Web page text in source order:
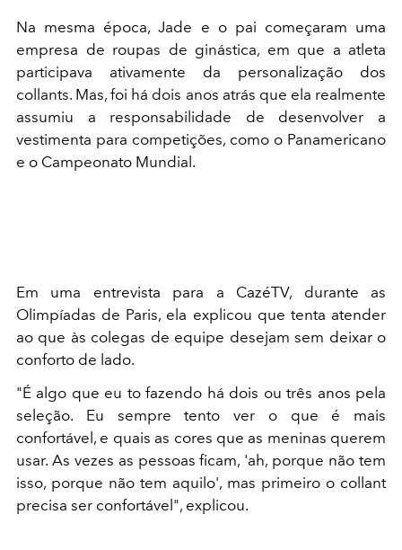
Na mesma época, Jade e o pai começaram uma
empresa de roupas de ginástica, em que a atleta
participava ativamente da personalização dos
collants. Mas, foi há dois anos atrás que ela realmente
assumiu a responsabilidade de desenvolver a
vestimenta para competições, como o Panamericano
e o Campeonato Mundial.
Em uma entrevista para a CazéTV, durante as
Olimpíadas de Paris, ela explicou que tenta atender
ao que às colegas de equipe desejam sem deixar o
conforto de lado.
"É algo que eu to fazendo há dois ou três anos pela
seleção. Eu sempre tento ver o que é mais
confortável, e quais as cores que as meninas querem
usar. As vezes as pessoas ficam, 'ah, porque não tem
isso, porque não tem aquilo', mas primeiro o collant
precisa ser confortável", explicou.